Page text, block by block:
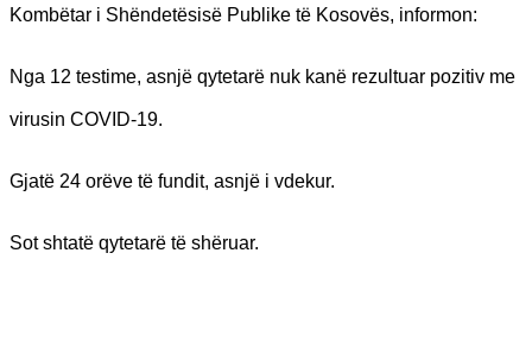
Kombëtar i Shëndetësisë Publike të Kosovës, informon:
Nga 12 testime, asnjë qytetarë nuk kanë rezultuar pozitiv me
virusin COVID-19.
Gjatë 24 orëve të fundit, asnjë i vdekur.
Sot shtatë qytetarë të shëruar.